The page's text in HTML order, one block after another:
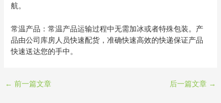
航。
常温产品：常温产品运输过程中无需加冰或者特殊包装。产
品由公司库房人员快速配货，准确快速高效的快递保证产品
快速送达您的手中。
← 前一篇文章 后一篇文章 →